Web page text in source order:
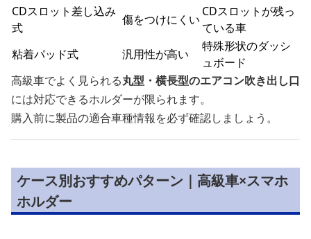
CDスロット差し込み
式
傷をつけにくい
CDスロットが残っ
ている車
粘着パッド式
汎用性が高い
特殊形状のダッシ
ュボード
高級車でよく見られる丸型・横長型のエアコン吹き出し口
には対応できるホルダーが限られます。
購入前に製品の適合車種情報を必ず確認しましょう。
ケース別おすすめパターン｜高級車×スマホ
ホルダー